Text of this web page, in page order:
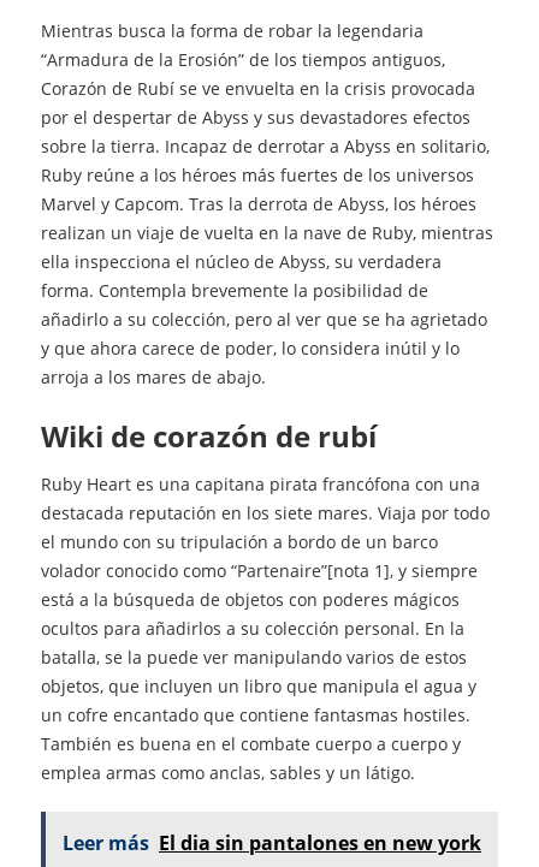
Mientras busca la forma de robar la legendaria
“Armadura de la Erosión” de los tiempos antiguos,
Corazón de Rubí se ve envuelta en la crisis provocada
por el despertar de Abyss y sus devastadores efectos
sobre la tierra. Incapaz de derrotar a Abyss en solitario,
Ruby reúne a los héroes más fuertes de los universos
Marvel y Capcom. Tras la derrota de Abyss, los héroes
realizan un viaje de vuelta en la nave de Ruby, mientras
ella inspecciona el núcleo de Abyss, su verdadera
forma. Contempla brevemente la posibilidad de
añadirlo a su colección, pero al ver que se ha agrietado
y que ahora carece de poder, lo considera inútil y lo
arroja a los mares de abajo.
Wiki de corazón de rubí
Ruby Heart es una capitana pirata francófona con una
destacada reputación en los siete mares. Viaja por todo
el mundo con su tripulación a bordo de un barco
volador conocido como “Partenaire”[nota 1], y siempre
está a la búsqueda de objetos con poderes mágicos
ocultos para añadirlos a su colección personal. En la
batalla, se la puede ver manipulando varios de estos
objetos, que incluyen un libro que manipula el agua y
un cofre encantado que contiene fantasmas hostiles.
También es buena en el combate cuerpo a cuerpo y
emplea armas como anclas, sables y un látigo.
Leer más El dia sin pantalones en new york